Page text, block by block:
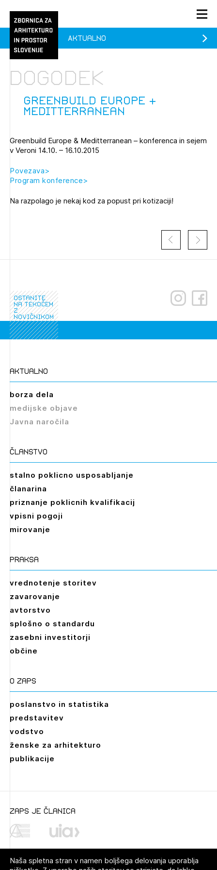
PRIJAVA
Članstvo
Praksa
registriranim uporabnikom. Da lahko do nje
PRIJAVITE SE REGISTRIRAJTE SE
1/1
Pozdravljeni
POZABLJENO GESLO
Greenbuild Europe &
Meditterranean
Dogodek
Aktualno
Greenbuild Europe & Meditterranean – konferenca in sejem
v Veroni 14.10. – 16.10.2015
Povezava>
Program konference>
Na razpolago je nekaj kod za popust pri kotizaciji!
1/1
prijava
ostanite
na tekočem
z
novičnikom
aktualno
borza dela
medijske objave
Javna naročila
članstvo
stalno poklicno usposabljanje
članarina
priznanje poklicnih kvalifikacij
vpisni pogoji
mirovanje
praksa
vrednotenje storitev
zavarovanje
avtorstvo
splošno o standardu
zasebni investitorji
občine
O zaps
poslanstvo in statistika
predstavitev
vodstvo
ženske za arhitekturo
publikacije
zaps je članica
1/2
Prijava na novičnik
Novičnike. Označite svojo izbiro.
Novičnike vam bomo pošiljali na vaš elektronski naslov.
NAPREJ
Naša spletna stran v namen boljšega delovanja uporablja